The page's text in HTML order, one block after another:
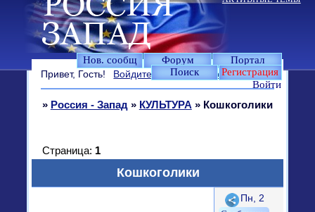
Нов. сообщ Форум
Портал
Поиск
Регистрация
Войти
Привет, Гость! Войдите илизарегистрируйтесь.
» Россия - Запад » КУЛЬТУРА » Кошкоголики
Кошкоголики
Страница: 1
Поделиться
Пн, 2